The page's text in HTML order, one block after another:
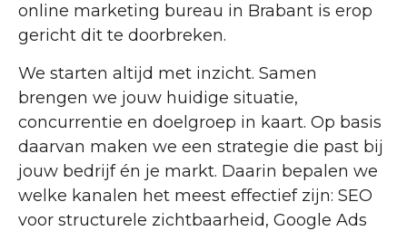
online marketing bureau in Brabant is erop
gericht dit te doorbreken.
We starten altijd met inzicht. Samen
brengen we jouw huidige situatie,
concurrentie en doelgroep in kaart. Op basis
daarvan maken we een strategie die past bij
jouw bedrijf én je markt. Daarin bepalen we
welke kanalen het meest effectief zijn: SEO
voor structurele zichtbaarheid, Google Ads